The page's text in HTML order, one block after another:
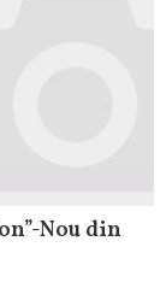
Nou din